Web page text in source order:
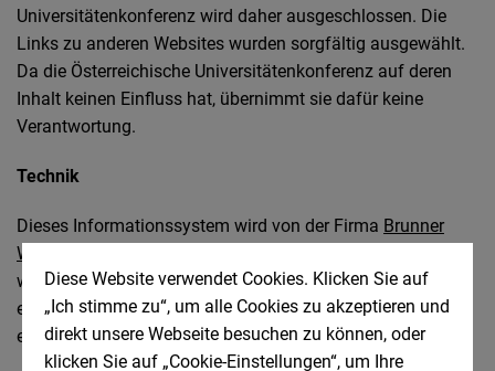
Universitätenkonferenz wird daher ausgeschlossen. Die
Links zu anderen Websites wurden sorgfältig ausgewählt.
Da die Österreichische Universitätenkonferenz auf deren
Inhalt keinen Einfluss hat, übernimmt sie dafür keine
Verantwortung.
Technik
Dieses Informationssystem wird von der Firma Brunner
Webhosting
werden von der Österreichischen Universitätenkonferenz
eigenverantwortlich erarbeitet bzw. in das System
eingebracht.
Diese Website verwendet Cookies. Klicken Sie auf
„Ich stimme zu“, um alle Cookies zu akzeptieren und
direkt unsere Webseite besuchen zu können, oder
klicken Sie auf „Cookie-Einstellungen“, um Ihre